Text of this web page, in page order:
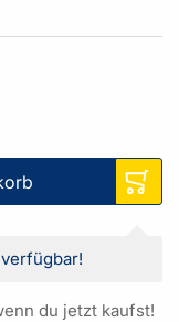
du jetzt kaufst!